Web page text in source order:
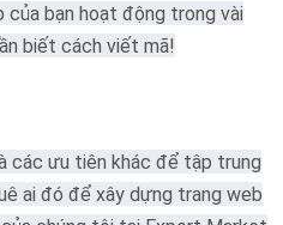
của bạn hoạt động trong vài
biết cách viết mã!
các ưu tiên khác để tập trung
ai đó để xây dựng trang web